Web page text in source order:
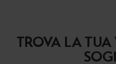
TROVA LA